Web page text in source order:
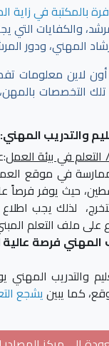
بالمكتبة في زاية
والكفايات
المهني، ودور
لاين معلومات
التخصصات
والتدريب المهني:
في بيئة العمل
في موقع العمل
حيث يوفر فرصاً
لذلك يجب
على ملف التعلم
المهني فرصة
والتدريب
كما يبينيشجع